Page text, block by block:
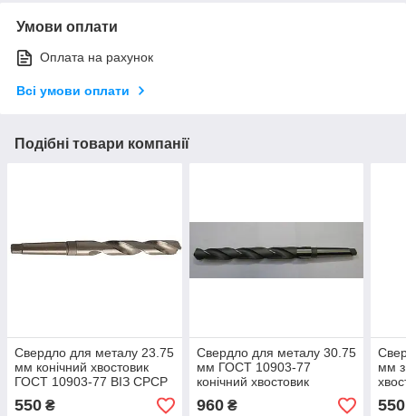
Умови оплати
Оплата на рахунок
Всі умови оплати
Подібні товари компанії
Свердло для металу 23.75
мм конічний хвостовик
ГОСТ 10903-77 ВІЗ СРСР
550 ₴
Свердло для металу 30.75
мм ГОСТ 10903-77
конічний хвостовик
Вільнюс СРСР
960₴
мм з
77
550